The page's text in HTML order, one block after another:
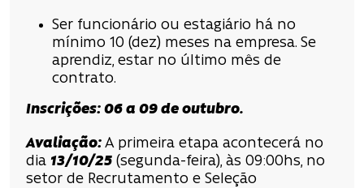
Ser funcionário ou estagiário há no
mínimo 10 (dez) meses na empresa. Se
aprendiz, estar no último mês de
contrato.
Inscrições: 06 a 09 de outubro.
Avaliação: A primeira etapa acontecerá no
dia 13/10/25 (segunda-feira), às 09:00hs, no
setor de Recrutamento e Seleção